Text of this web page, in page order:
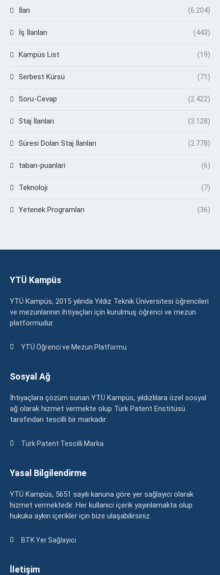
İlan (6.204)
İş İlanları (443)
Kampüs List (19)
Serbest Kürsü (71)
Soru-Cevap (2.422)
Staj İlanları (3.128)
Süresi Dolan Staj İlanları (2.778)
taban-puanlari (6)
Teknoloji (7)
Yetenek Programları (36)
YTÜ Kampüs
YTÜ Kampüs, 2015 yılında Yıldız Teknik Üniversitesi öğrencileri
ve mezunlarının ihtiyaçları için kurulmuş öğrenci ve mezun
platformudur.
YTÜ Öğrenci ve Mezun Platformu
Sosyal Ağ
İhtiyaçlara çözüm sunan YTÜ Kampüs, yıldızlılara özel sosyal
ağ olarak hizmet vermekte olup Türk Patent Enstitüsü
tarafından tescilli bir markadır.
Türk Patent Tescilli Marka
Yasal Bilgilendirme
YTÜ Kampüs, 5651 sayılı kanuna göre yer sağlayıcı olarak
hizmet vermektedir. Her kullanıcı içerik yayınlamakta olup
hukuka aykırı içerikler için bize ulaşabilirsiniz.
BTK Yer Sağlayıcı
İletişim